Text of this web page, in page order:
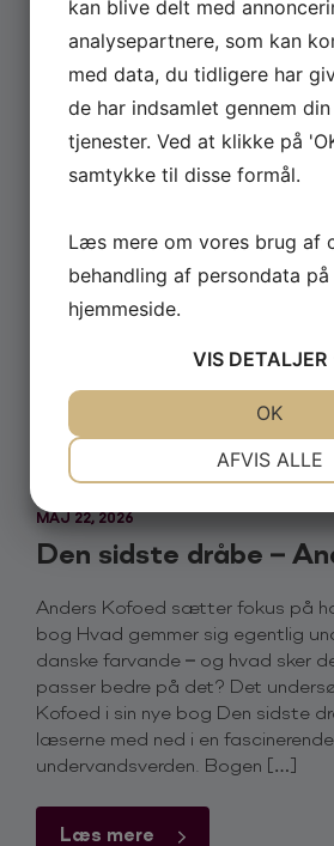
up show ‘Dopeman’ – og nu kan
ses på TV 2 Play. Du kan streame
lige her. Her kan du opleve David
publikum med ind i sit liv som
ærlige og sjove fortællinger om […]
Læs mere
MAJ 22, 2026
Den sidste dråbe –
Anders Kofoed sætter fokus på
bog Hvad gemmer sig egentlig
danske farvande – og hvad sker
passer bedre på det? Det
Kofoed i sin nye bog Den sidste
læserne med ned i en
undervandsverden. Bogen […]
Læs mere
kan blive delt med
analysepartnere, som kan
med data, du tidligere har
de har indsamlet gennem
tjenester. Ved at klikke på
samtykke til disse formål.
Læs mere om vores brug af
behandling af persondata
hjemmeside.
VIS DETALJER
AFVIS ALLE
OK